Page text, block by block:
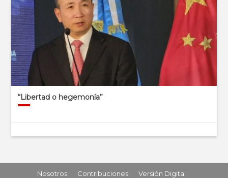
“Libertad o hegemonía”
Nosotros Contribuciones
Versión Digital